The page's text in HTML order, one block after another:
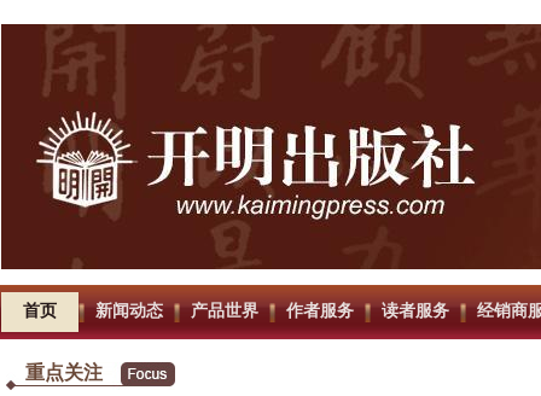
首页 新闻动态 产品世界 作者服务 读者服务 经销商
重点关注